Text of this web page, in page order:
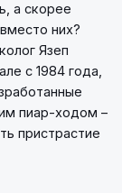
а скорее
них?
Язеп
с 1984 года,
пиар-ходом –
пристрастие